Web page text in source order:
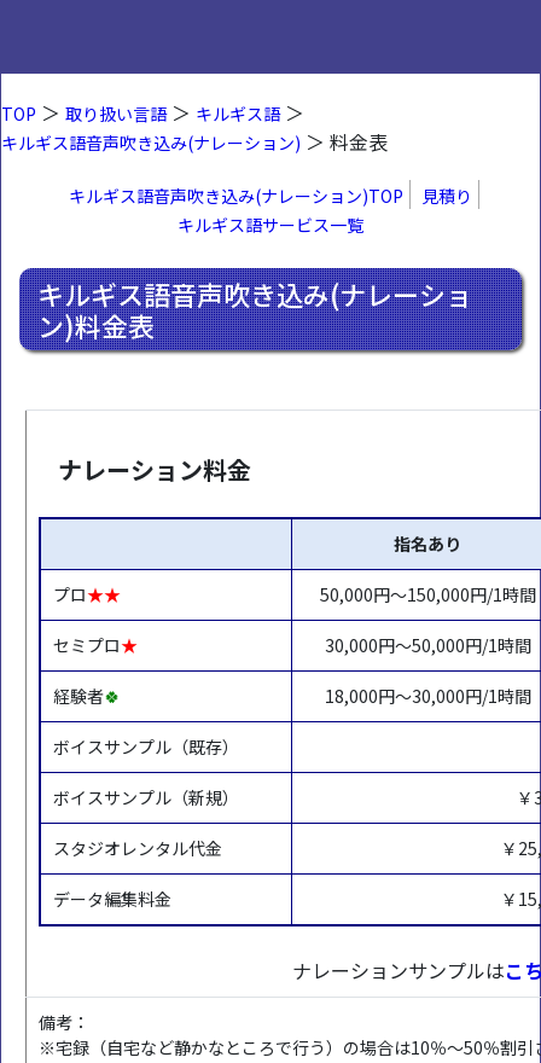
TOP ＞ 取り扱い言語＞ キルギス語＞
キルギス語音声吹き込み(ナレーション) ＞ 料金表
キルギス語音声吹き込み(ナレーション)TOP
見積り
キルギス語サービス一覧
キルギス語音声吹き込み(ナレーショ
ン)料金表
ナレーション料金
指名あり
プロ★★ 50,000円～150,000円/1時間
セミプロ★ 30,000円～50,000円/1時間
経験者🍀 18,000円～30,000円/1時間
ボイスサンプル（既存）
ボイスサンプル（新規） ￥
スタジオレンタル代金 ￥
データ編集料金 ￥
ナレーションサンプルはこ
備考：
※宅録（自宅など静かなところで行う）の場合は10％～50％割引